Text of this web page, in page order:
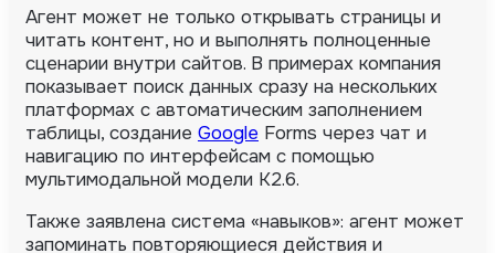
Агент может не только открывать страницы и
читать контент, но и выполнять полноценные
сценарии внутри сайтов. В примерах компания
показывает поиск данных сразу на нескольких
платформах с автоматическим заполнением
таблицы, создание Google Forms через чат и
навигацию по интерфейсам с помощью
мультимодальной модели K2.6.
Также заявлена система «навыков»: агент может
запоминать повторяющиеся действия и